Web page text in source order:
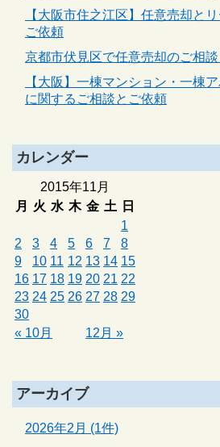
【大阪市住之江区】任意売却と
ご依頼
京都市伏見区で任意売却のご相
【大阪】一棟マンション・一棟
に関するご相談とご依頼
カレンダー
2015年11月
月
火 水 木 金 土 日
« 10月 12月 »
1
2
3 4 5 6 7
8
9
10 11 12 13 14 15
16 17 18 19 20 21 22
23 24 25 26 27 28 29
30
アーカイブ
2026年2月 (1件)